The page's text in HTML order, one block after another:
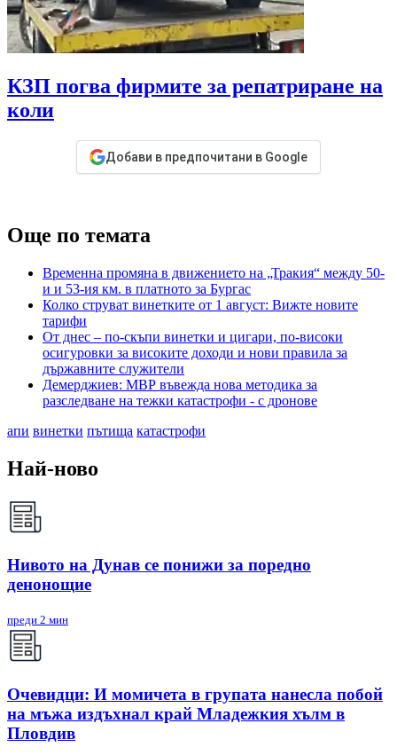
КЗП погва фирмите за репатриране на
коли
Добави в предпочитани в Google
Още по темата
Временна промяна в движението на „Тракия“ между 50-
и и 53-ия км. в платното за Бургас
Колко струват винетките от 1 август: Вижте новите
тарифи
От днес – по-скъпи винетки и цигари, по-високи
осигуровки за високите доходи и нови правила за
държавните служители
Демерджиев: МВР въвежда нова методика за
разследване на тежки катастрофи - с дронове
апи винетки пътища катастрофи
Най-ново
Нивото на Дунав се понижи за поредно
денонощие
преди 2 мин
Очевидци: И момичета в групата нанесла побой
на мъжа издъхнал край Младежкия хълм в
Пловдив